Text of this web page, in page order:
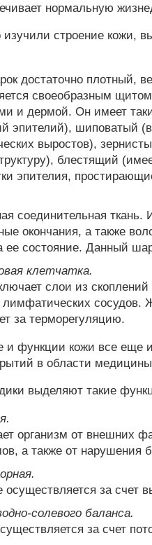
нормальную
изучили строение кожи,
достаточно плотный,
своеобразным
и дермой. Он имеет
эпителий), шиповатый
выростов),
блестящий
эпителия,
соединительная
окончания, а также
ее состояние. Данный
клетчатка.
слои из
сосудов.
за терморегуляцию.
и функции кожи все еще
в области
выделяют такие
организм от внешних
а также от нарушения
за счет
солевого баланса.
за счет